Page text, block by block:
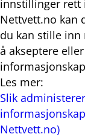
innstillinger rett
Nettvett.no kan
du kan stille
å akseptere
Les mer:
Slik
Nettvett.no)